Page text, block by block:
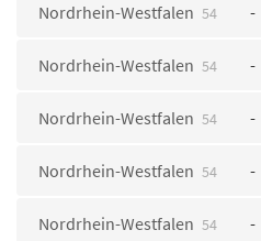
Nordrhein-Westfalen 54
Nordrhein-Westfalen 54
Nordrhein-Westfalen 54
Nordrhein-Westfalen 54
Nordrhein-Westfalen 54